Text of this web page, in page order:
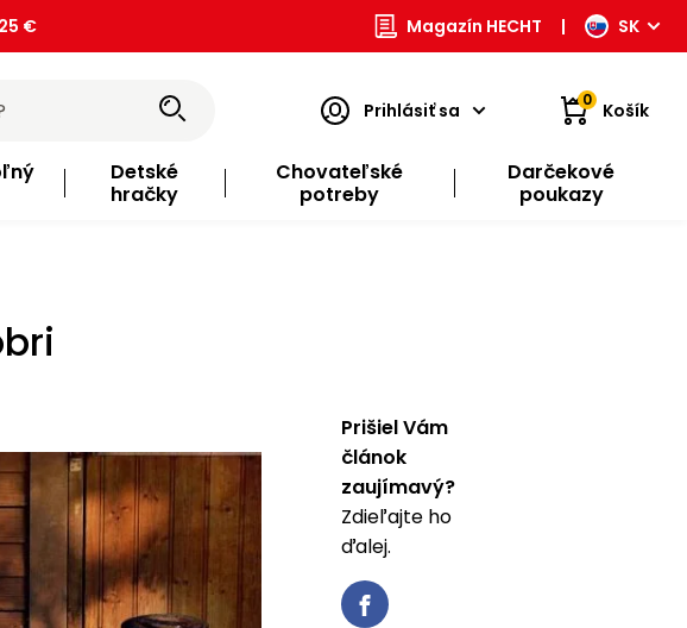
€ Magazín HECHT | SK
Prihlásiť sa 0 Košík
Detské
hračky
Chovateľské
potreby
Darčekové
poukazy
Prišiel Vám
článok
zaujímavý?
Zdieľajte ho
ďalej.